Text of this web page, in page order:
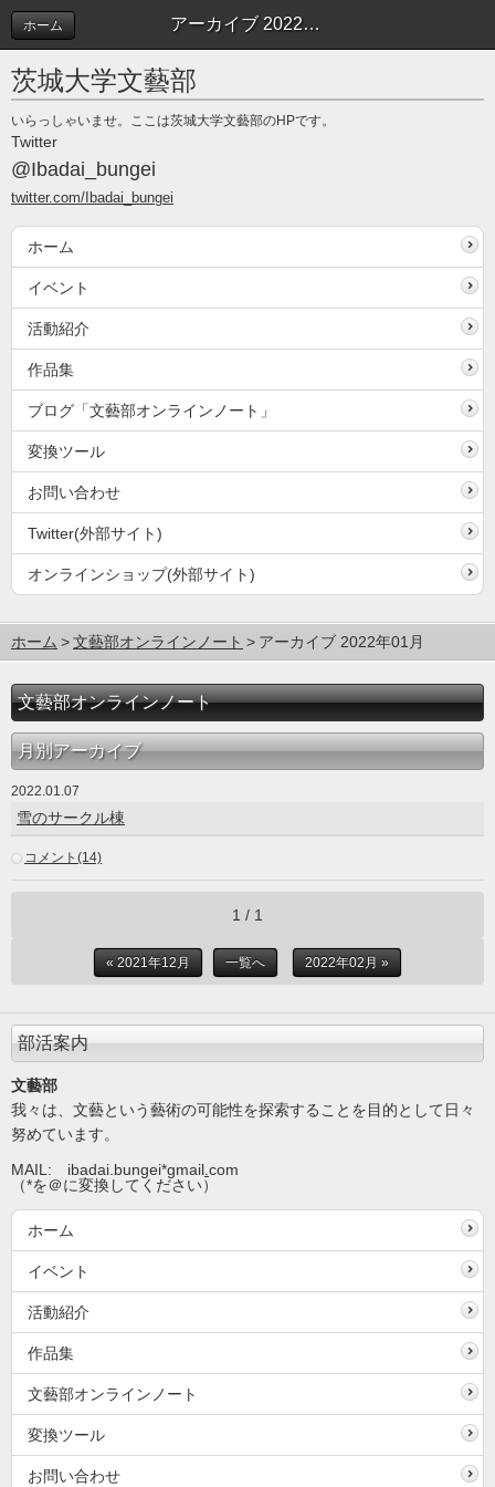
アーカイブ 2022年01月 | 文藝部オンラインノート
ホーム
茨城大学文藝部
いらっしゃいませ。ここは茨城大学文藝部のHPです。
Twitter
@Ibadai_bungei
twitter.com/Ibadai_bungei
ホーム
イベント
活動紹介
作品集
ブログ「文藝部オンラインノート」
変換ツール
お問い合わせ
Twitter(外部サイト)
オンラインショップ(外部サイト)
ホーム 文藝部オンラインノート アーカイブ 2022年01月
文藝部オンラインノート
月別アーカイブ
2022.01.07
雪のサークル棟
コメント(14)
1 / 1
« 2021年12月 一覧へ 2022年02月 »
部活案内
文藝部
我々は、文藝という藝術の可能性を探索することを目的として日々
努めています。
MAIL: ibadai.bungei*gmail com
（*を＠に変換してください）
ホーム
イベント
活動紹介
作品集
文藝部オンラインノート
変換ツール
お問い合わせ